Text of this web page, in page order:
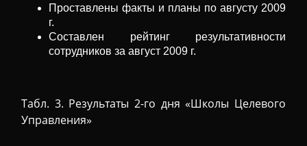
Проставлены факты и планы по августу 2009
г.
Составлен рейтинг результативности
сотрудников за август 2009 г.
Табл. 3. Результаты 2-го дня «Школы Целевого
Управления»